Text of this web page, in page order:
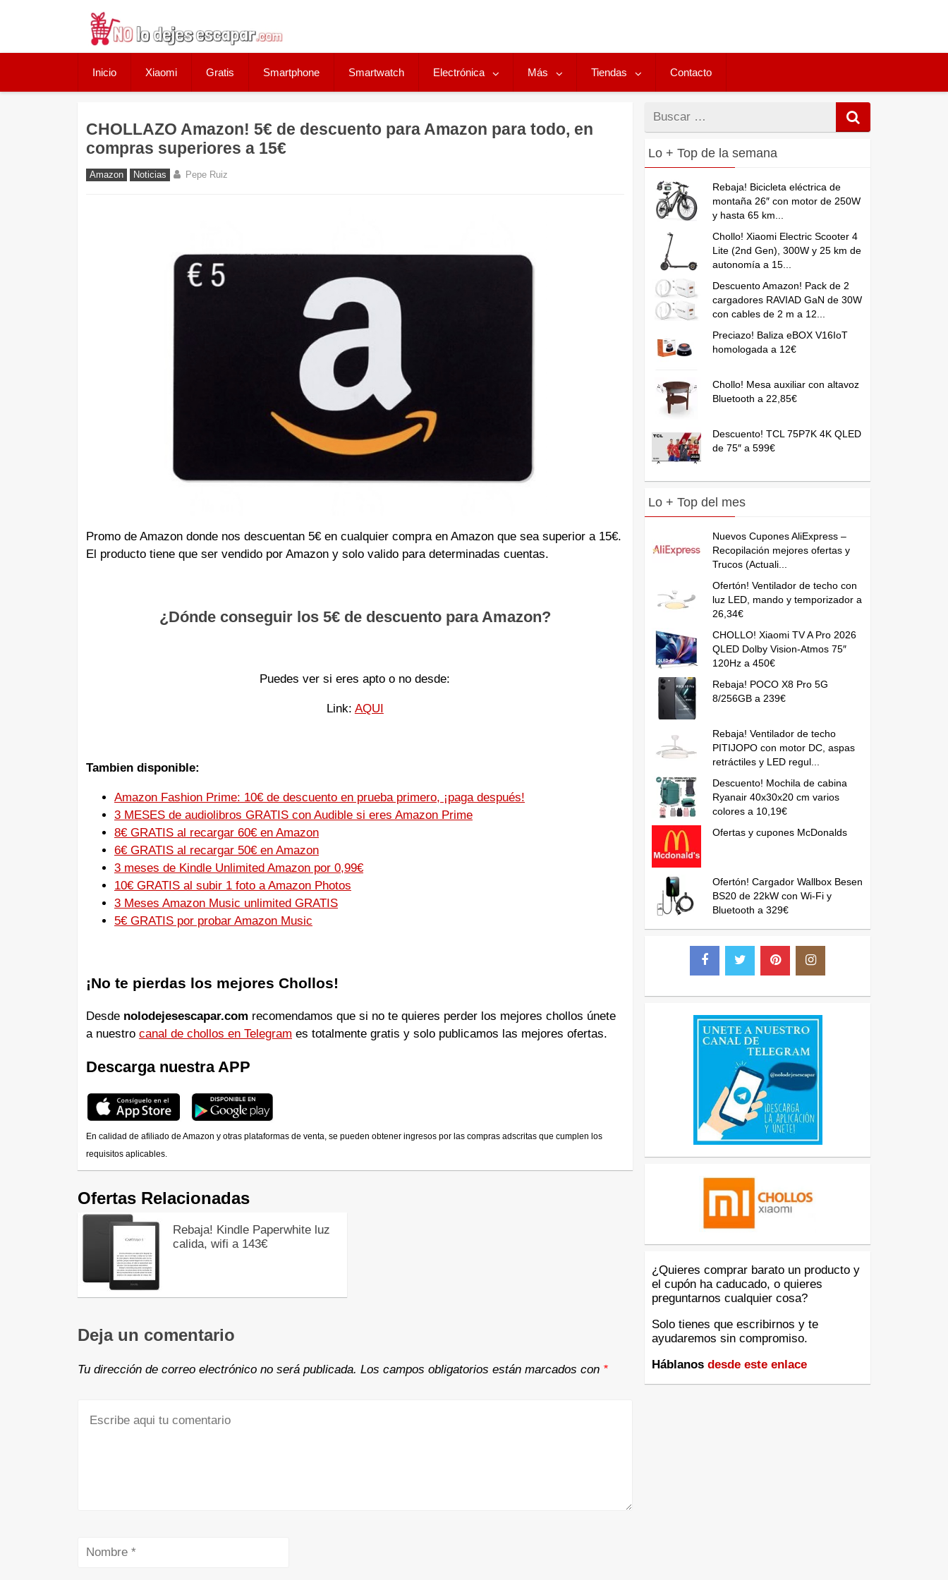
Inicio Xiaomi Gratis Smartphone Smartwatch Electrónica Más Tiendas Contacto
CHOLLAZO Amazon! 5€ de descuento para Amazon para todo, en
compras superiores a 15€
Amazon Noticias Pepe Ruiz
Promo de Amazon donde nos descuentan 5€ en cualquier compra en Amazon que sea superior a 15€.
El producto tiene que ser vendido por Amazon y solo valido para determinadas cuentas.
¿Dónde conseguir los 5€ de descuento para Amazon?
Puedes ver si eres apto o no desde:
Link: AQUI
Tambien disponible:
Amazon Fashion Prime: 10€ de descuento en prueba primero, ¡paga después!
3 MESES de audiolibros GRATIS con Audible si eres Amazon Prime
8€ GRATIS al recargar 60€ en Amazon
6€ GRATIS al recargar 50€ en Amazon
3 meses de Kindle Unlimited Amazon por 0,99€
10€ GRATIS al subir 1 foto a Amazon Photos
3 Meses Amazon Music unlimited GRATIS
5€ GRATIS por probar Amazon Music
¡No te pierdas los mejores Chollos!
Desde nolodejesescapar.com recomendamos que si no te quieres perder los mejores chollos únete
a nuestro canal de chollos en Telegram es totalmente gratis y solo publicamos las mejores ofertas.
Descarga nuestra APP
En calidad de afiliado de Amazon y otras plataformas de venta, se pueden obtener ingresos por las compras adscritas que cumplen los
requisitos aplicables.
Ofertas Relacionadas
Rebaja! Kindle Paperwhite luz
calida, wifi a 143€
Deja un comentario
Tu dirección de correo electrónico no será publicada. Los campos obligatorios están marcados con *
Buscar
por
Lo + Top de la semana
Rebaja! Bicicleta eléctrica de
montaña 26″ con motor de 250W
y hasta 65 km...
Chollo! Xiaomi Electric Scooter 4
Lite (2nd Gen), 300W y 25 km de
autonomía a 15...
Descuento Amazon! Pack de 2
cargadores RAVIAD GaN de 30W
con cables de 2 m a 12...
Preciazo! Baliza eBOX V16IoT
homologada a 12€
Chollo! Mesa auxiliar con altavoz
Bluetooth a 22,85€
Descuento! TCL 75P7K 4K QLED
de 75″ a 599€
Lo + Top del mes
Nuevos Cupones AliExpress –
Recopilación mejores ofertas y
Trucos (Actuali...
Ofertón! Ventilador de techo con
luz LED, mando y temporizador a
26,34€
CHOLLO! Xiaomi TV A Pro 2026
QLED Dolby Vision-Atmos 75″
120Hz a 450€
Rebaja! POCO X8 Pro 5G
8/256GB a 239€
Rebaja! Ventilador de techo
PITIJOPO con motor DC, aspas
retráctiles y LED regul...
Descuento! Mochila de cabina
Ryanair 40x30x20 cm varios
colores a 10,19€
Ofertas y cupones McDonalds
Ofertón! Cargador Wallbox Besen
BS20 de 22kW con Wi-Fi y
Bluetooth a 329€
¿Quieres comprar barato un producto y
el cupón ha caducado, o quieres
preguntarnos cualquier cosa?
Solo tienes que escribirnos y te
ayudaremos sin compromiso.
Háblanos desde este enlace